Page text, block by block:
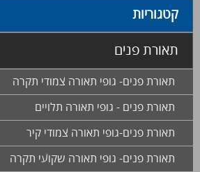
קטגוריות
תאורת פנים
תאורת פנים- גופי תאורה צמודי תקרה
תאורת פנים - גופי תאורה תלויים
תאורת פנים-גופי תאורה צמודי קיר
תאורת פנים- גופי תאורה שקועי תקרה